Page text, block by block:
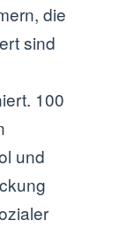
die
sind
100
und